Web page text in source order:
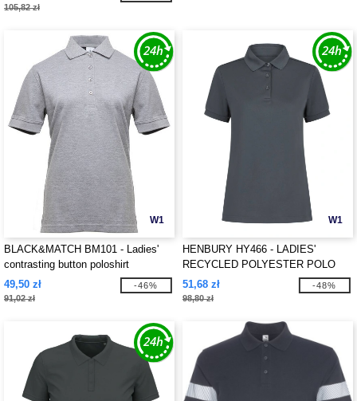
105,82 zł
W1
BLACK&MATCH BM101 - Ladies'
contrasting button poloshirt
49,50 zł
91,02 zł
-46%
W1
HENBURY HY466 - LADIES'
RECYCLED POLYESTER POLO
SHIRT
51,68 zł
98,80 zł
-48%